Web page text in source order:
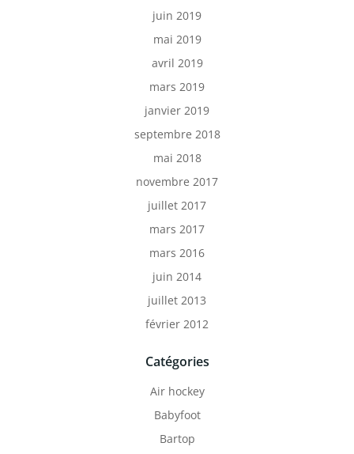
juin 2019
mai 2019
avril 2019
mars 2019
janvier 2019
septembre 2018
mai 2018
novembre 2017
juillet 2017
mars 2017
mars 2016
juin 2014
juillet 2013
février 2012
Catégories
Air hockey
Babyfoot
Bartop